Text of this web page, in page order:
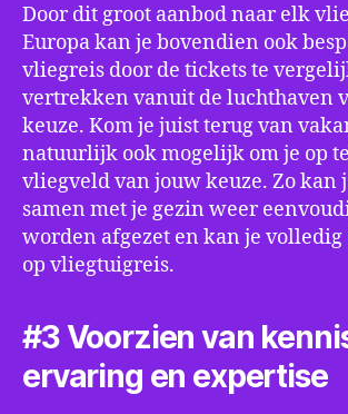
Door dit groot aanbod naar elk
Europa kan je bovendien ook
vliegreis door de tickets te
vertrekken vanuit de luchthaven
keuze. Kom je juist terug van
natuurlijk ook mogelijk om je op
vliegveld van jouw keuze. Zo kan
samen met je gezin weer
worden afgezet en kan je
op vliegtuigreis.
#3 Voorzien van
ervaring en expertise